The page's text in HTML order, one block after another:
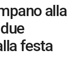
alla
festa